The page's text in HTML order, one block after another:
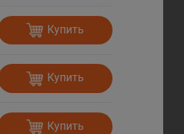
Купить
Купить
Купить